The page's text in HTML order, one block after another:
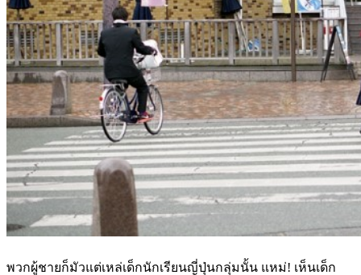
พวกผู้ชายก็มัวแต่เหล่เด็กนักเรียนญี่ปุ่นกลุ่มนั้น แหม่! เห็นเด็ก